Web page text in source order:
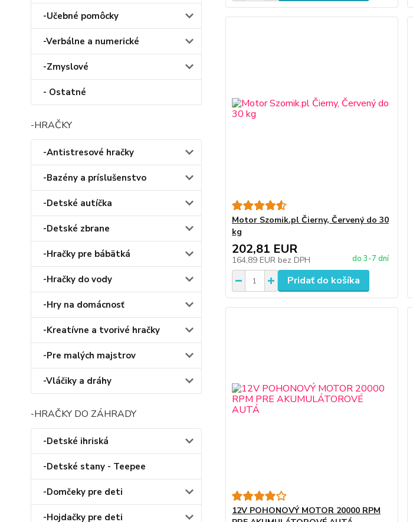
-Učebné pomôcky
-Verbálne a numerické
-Zmyslové
- Ostatné
-HRAČKY
-Antistresové hračky
-Bazény a príslušenstvo
-Detské autíčka
-Detské zbrane
-Hračky pre bábätká
-Hračky do vody
-Hry na domácnosť
-Kreatívne a tvorivé hračky
-Pre malých majstrov
-Vláčiky a dráhy
-HRAČKY DO ZÁHRADY
-Detské ihriská
-Detské stany - Teepee
-Domčeky pre deti
-Hojdačky pre deti
Motor Szomik.pl Čierny, Červený do 30
kg
202,81 EUR
164,89 EUR bez DPH do 3-7 dní
Pridať do košíka
12V POHONOVÝ MOTOR 20000 RPM